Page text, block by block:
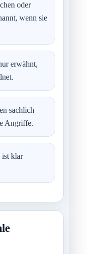
oder
wenn sie
erwähnt,
sachlich
Angriffe.
ist klar